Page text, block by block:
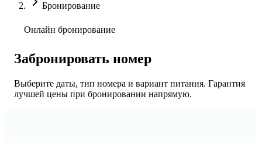
Бронирование
Онлайн бронирование
Забронировать номер
Выберите даты, тип номера и вариант питания. Гарантия
лучшей цены при бронировании напрямую.